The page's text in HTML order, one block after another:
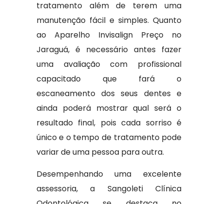
tratamento além de terem uma
manutenção fácil e simples. Quanto
ao Aparelho Invisalign Preço no
Jaraguá, é necessário antes fazer
uma avaliação com profissional
capacitado que fará o
escaneamento dos seus dentes e
ainda poderá mostrar qual será o
resultado final, pois cada sorriso é
único e o tempo de tratamento pode
variar de uma pessoa para outra.
Desempenhando uma excelente
assessoria, a Sangoleti Clínica